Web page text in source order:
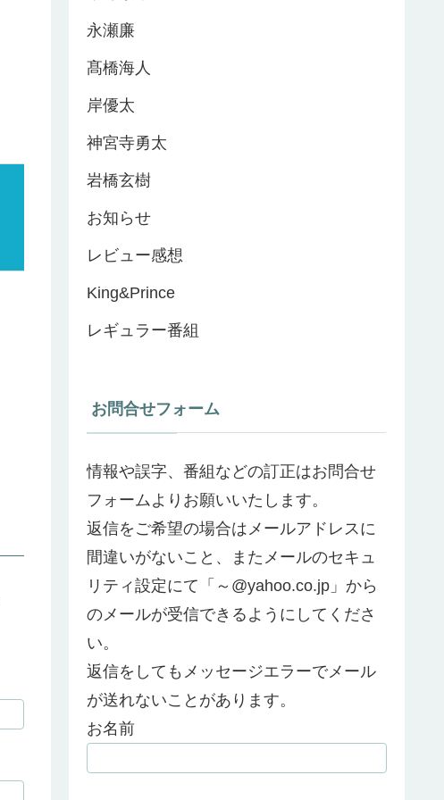
永瀬廉
髙橋海人
岸優太
神宮寺勇太
岩橋玄樹
お知らせ
レビュー感想
King&Prince
レギュラー番組
お問合せフォーム
情報や誤字、番組などの訂正はお問合せ
フォームよりお願いいたします。
返信をご希望の場合はメールアドレスに
間違いがないこと、またメールのセキュ
リティ設定にて「～@yahoo.co.jp」から
のメールが受信できるようにしてくださ
い。
返信をしてもメッセージエラーでメール
が送れないことがあります。
お名前